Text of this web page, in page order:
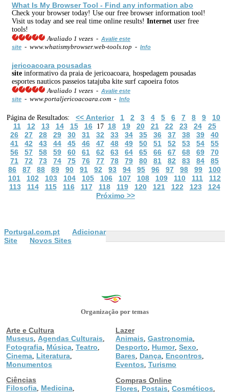
What Is My Browser Tool - Find any information abo
Check your browser today! Use our free browser information tool!
Visit us today and see real time online results! Internet user free
tools!
Avaliado 1 vezes - Avalie este
site - www.whatismybrowser.web-tools.top - Info
jericoacoara pousadas
site informativo da praia de jericoacoara, hospedagem pousadas
esportes nauticos passeios tatajuba kite surf capoeira fotos
Avaliado 1 vezes - Avalie este
site - www.portaljericoacoara.com - Info
Página de Resultados: << Anterior 1 2 3 4 5 6 7 8 9
10
11
12 13 14 15 1617 18 19 20 21 22 23 24
25
26
27 28 29 30 31 32 33 34 35 36 37 38 39
40
41
42 43 44 45 46 47 48 49 50 51 52 53 54
55
56
57 58 59 60 61 62 63 64 65 66 67 68 69
70
71
72 73 74 75 76 77 78 79 80 81 82 83 84
85
86
87 88 89 90 91 92 93 94 95 96 97 98 99
100
101
102 103 104 105 106 107 108 109 110 111
112
113
114 115 116 117 118 119 120 121 122 123
124
Próximo >>
Portugal.com.pt
Adicionar
Site
Novos Sites
Organização por temas
Arte e Cultura
Museus
Agendas Culturais
Fotografia Música Teatro
Cinema Literatura
Monumentos
Ciências
Filosofia Medicina
Lazer
Animais Gastronomia
Desporto Humor, Sexo
Bares Dança Encontros
Eventos Turismo
Compras Online
Flores
Postais Cosméticos